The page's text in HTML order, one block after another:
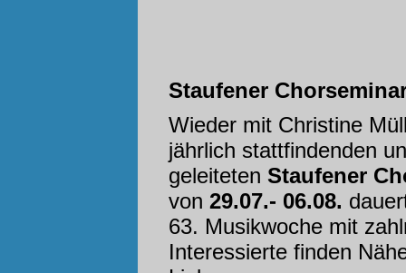
Staufener
Wieder mit Christine
jährlich stattfindenden
geleiteten Staufener
von 29.07.- 06.08.
63. Musikwoche mit
Interessierte finden